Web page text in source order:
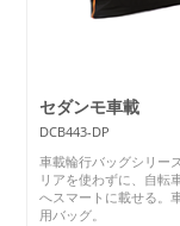
セダンモ車載
DCB443-DP
車載輪行バッグシリー
リアを使わずに、自転
へスマートに載せる。
用バッグ。